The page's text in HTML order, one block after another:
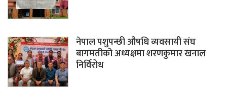
नेपाल पशुपन्छी औषधि व्यवसायी संघ
बागमतीको अध्यक्षमा शरणकुमार खनाल
निर्विरोध